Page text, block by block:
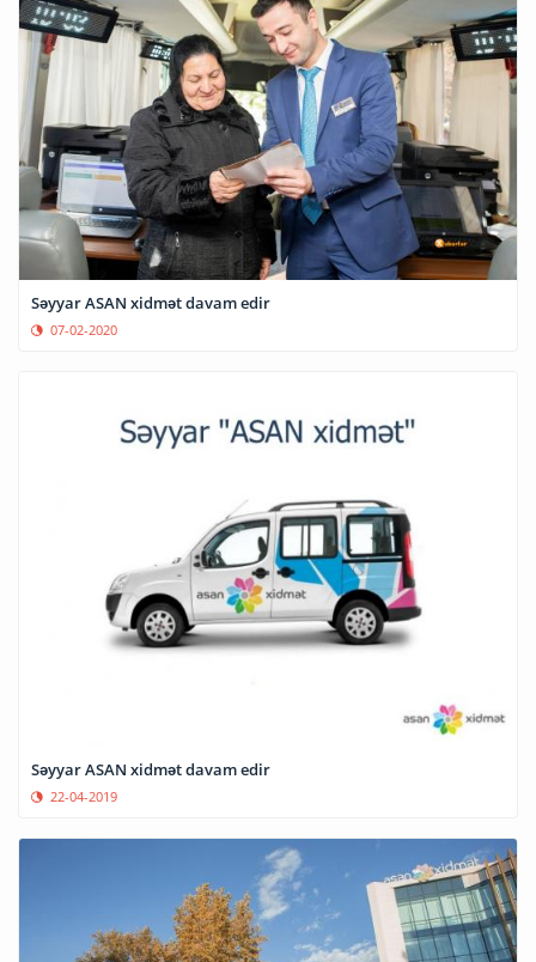
Səyyar ASAN xidmət davam edir
07-02-2020
Səyyar ASAN xidmət davam edir
22-04-2019